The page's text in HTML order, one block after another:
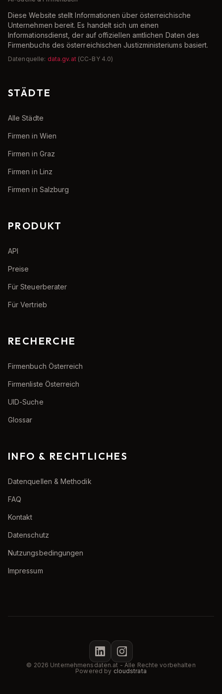
Diese Website stellt Informationen über österreichische
Unternehmen bereit. Es handelt sich um einen
Informationsdienst, der auf offiziellen amtlichen Daten des
Firmenbuchs des österreichischen Justizministeriums basiert.
Datenquelle: data.gv.at (CC-BY 4.0)
STÄDTE
Alle Städte
Firmen in Wien
Firmen in Graz
Firmen in Linz
Firmen in Salzburg
PRODUKT
API
Preise
Für Steuerberater
Für Vertrieb
RECHERCHE
Firmenbuch Österreich
Firmenliste Österreich
UID-Suche
Glossar
INFO & RECHTLICHES
Datenquellen & Methodik
FAQ
Kontakt
Datenschutz
Nutzungsbedingungen
Impressum
© 2026 Unternehmensdaten.at - Alle Rechte vorbehalten
Powered by cloudstrata